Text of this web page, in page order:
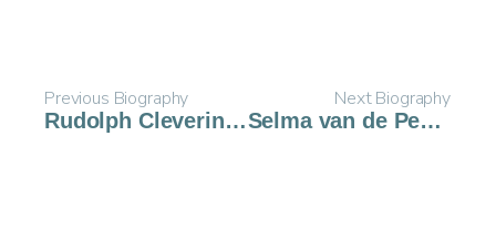
Previous Biography
Rudolph Cleveringa
Next Biography
Selma van de Perre-Velleman